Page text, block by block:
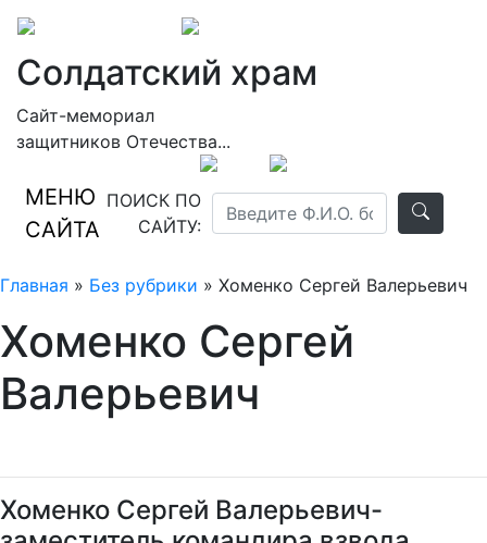
Солдатский храм
Сайт-мемориал
защитников Отечества...
МЕНЮ
САЙТА
ПОИСК ПО
САЙТУ:
Главная » Без рубрики » Хоменко Сергей Валерьевич
Хоменко Сергей
Валерьевич
Хоменко Сергей Валерьевич-